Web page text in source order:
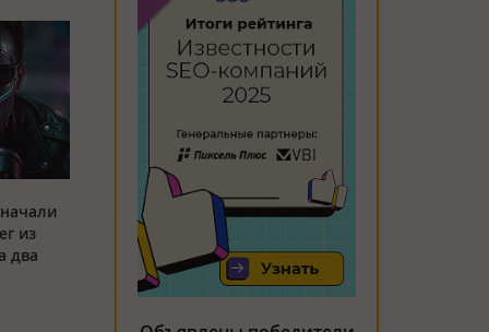
из
два